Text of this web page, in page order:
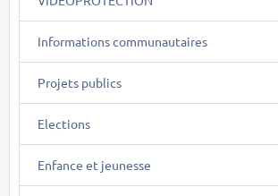
Informations communautaires
Projets publics
Elections
Enfance et jeunesse